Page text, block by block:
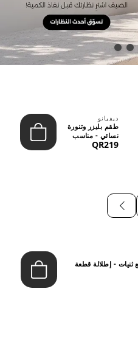
ديفيانو
طقم بليزر وتنورة
نسائي - مناسب
للعمل الرسمي
QR219
- إطلالة قطعة